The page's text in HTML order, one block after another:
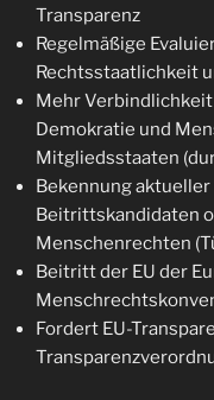
Transparenz
Regelmäßige
Rechtsstaatlichkeit
Mehr
Demokratie und
Mitgliedsstaaten
Bekennung
Beitrittskandidaten
Menschenrechten
Beitritt der EU der
Fordert EU-